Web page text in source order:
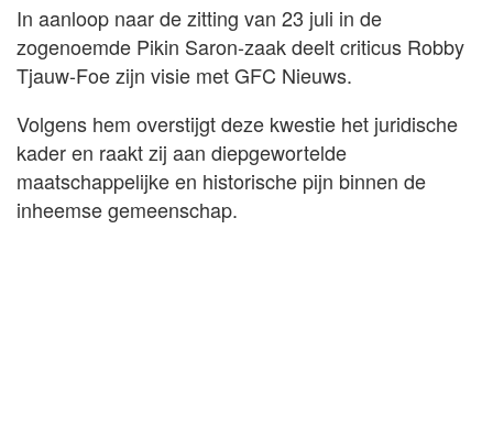
In aanloop naar de zitting van 23 juli in de
zogenoemde Pikin Saron-zaak deelt criticus Robby
Tjauw-Foe zijn visie met GFC Nieuws.
Volgens hem overstijgt deze kwestie het juridische
kader en raakt zij aan diepgewortelde
maatschappelijke en historische pijn binnen de
inheemse gemeenschap.